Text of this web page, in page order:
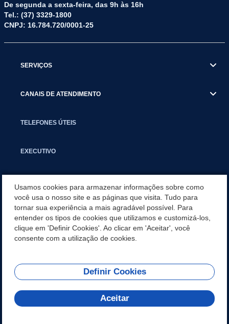
De segunda a sexta-feira, das 9h às 16h
Tel.: (37) 3329-1800
CNPJ: 16.784.720/0001-25
SERVIÇOS
CANAIS DE ATENDIMENTO
TELEFONES ÚTEIS
EXECUTIVO
APLICATIVO
SECRETARIAS
REDES SOCIAIS
Usamos cookies para armazenar informações sobre como
você usa o nosso site e as páginas que visita. Tudo para
tornar sua experiência a mais agradável possível. Para
entender os tipos de cookies que utilizamos e customizá-los,
clique em 'Definir Cookies'. Ao clicar em 'Aceitar', você
consente com a utilização de cookies.
Definir Cookies
Aceitar